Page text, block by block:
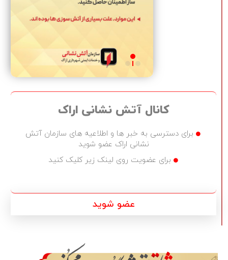
کانال آتش نشانی اراک
برای دسترسی به خبر ها و اطلاعیه های سازمان آتش
نشانی اراک عضو شوید
برای عضویت روی لینک زیر کلیک کنید
عضو شوید